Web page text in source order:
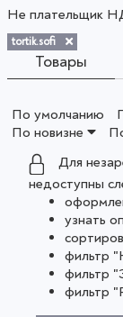
Не плательщик
tortik.sofi
Товары
По умолчанию
По новизне
Для
недоступны
узнать
фильтр
фильтр
фильтр